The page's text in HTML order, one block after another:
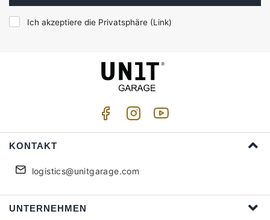
Ich akzeptiere die Privatsphäre (Link)
KONTAKT
logistics@unitgarage.com
UNTERNEHMEN